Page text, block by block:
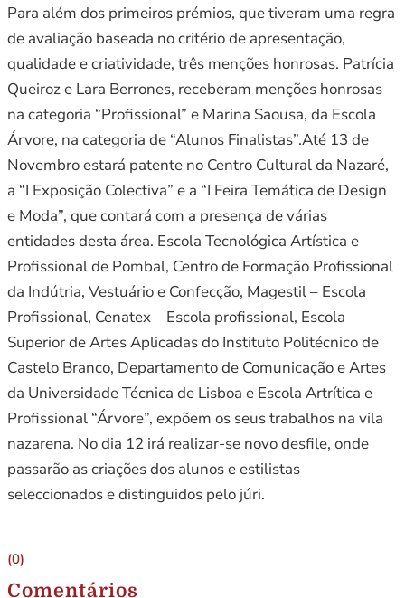
Para além dos primeiros prémios, que tiveram uma regra
de avaliação baseada no critério de apresentação,
qualidade e criatividade, três menções honrosas. Patrícia
Queiroz e Lara Berrones, receberam menções honrosas
na categoria “Profissional” e Marina Saousa, da Escola
Árvore, na categoria de “Alunos Finalistas”.Até 13 de
Novembro estará patente no Centro Cultural da Nazaré,
a “I Exposição Colectiva” e a “I Feira Temática de Design
e Moda”, que contará com a presença de várias
entidades desta área. Escola Tecnológica Artística e
Profissional de Pombal, Centro de Formação Profissional
da Indútria, Vestuário e Confecção, Magestil – Escola
Profissional, Cenatex – Escola profissional, Escola
Superior de Artes Aplicadas do Instituto Politécnico de
Castelo Branco, Departamento de Comunicação e Artes
da Universidade Técnica de Lisboa e Escola Artrítica e
Profissional “Árvore”, expõem os seus trabalhos na vila
nazarena. No dia 12 irá realizar-se novo desfile, onde
passarão as criações dos alunos e estilistas
seleccionados e distinguidos pelo júri.
(0)
Comentários